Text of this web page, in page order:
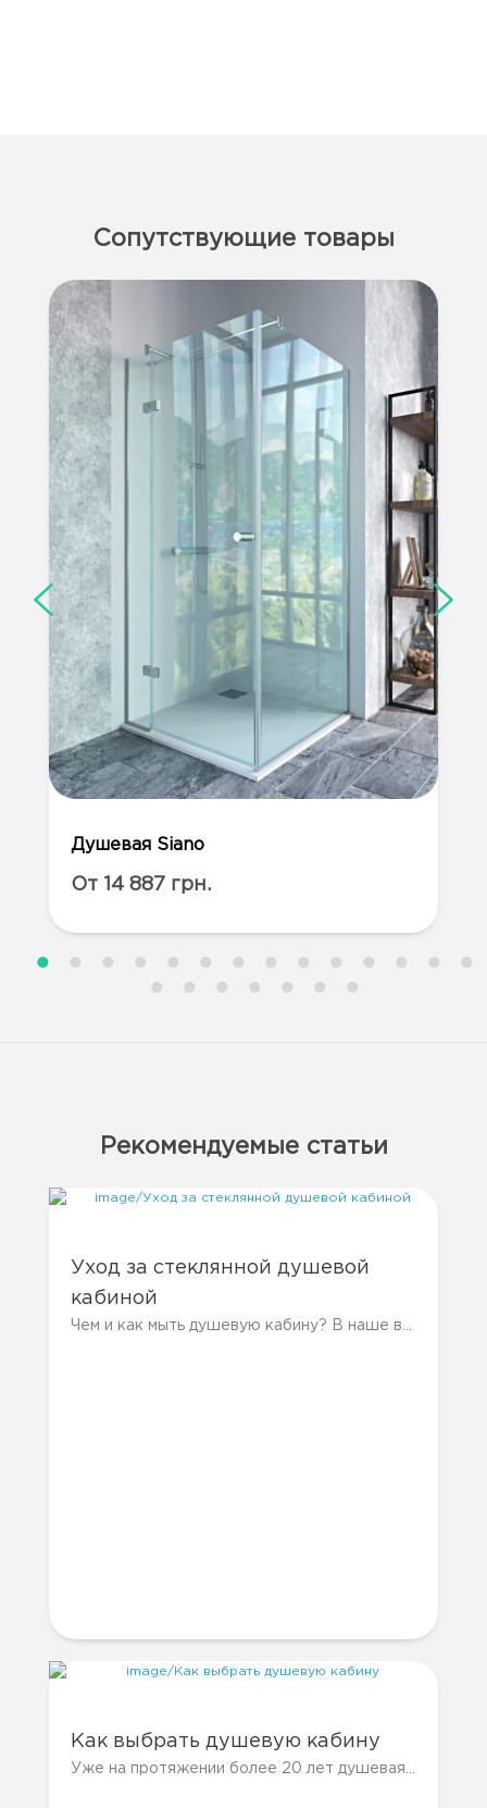
Сопутствующие товары
Душевая Siano
От 14 887 грн.
Рекомендуемые статьи
Уход за стеклянной душевой
кабиной
Чем и как мыть душевую кабину? В наше время, пожалуй, у каждого в доме есть душевая кабина. Они намного практичнее и удобнее....
Как выбрать душевую кабину
Уже на протяжении более 20 лет душевая кабина прекрасно заменяет громоздкие...